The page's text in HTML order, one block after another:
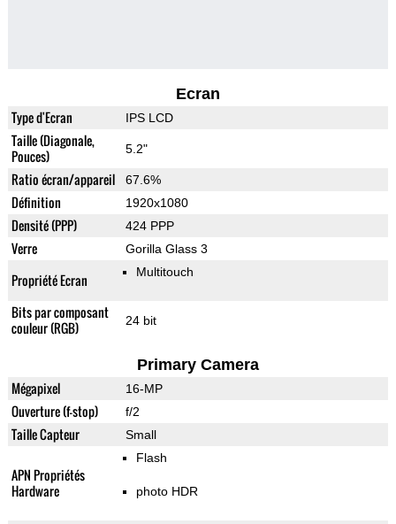
Ecran
Type d'Ecran IPS LCD
Taille (Diagonale,
Pouces)
5.2"
Ratio écran/appareil 67.6%
Définition 1920x1080
Densité (PPP) 424 PPP
Verre Gorilla Glass 3
Propriété Ecran Multitouch
Bits par composant
couleur (RGB)
24 bit
Primary Camera
Mégapixel 16-MP
Ouverture (f-stop) f/2
Taille Capteur Small
APN Propriétés
Hardware
Flash
photo HDR